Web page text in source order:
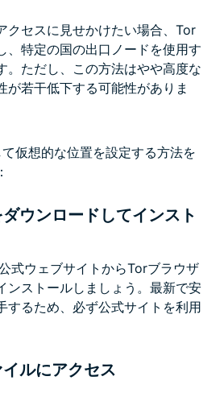
クセスに見せかけたい場合、Tor
、特定の国の出口ノードを使用す
。ただし、この方法はやや高度な
が若干低下する可能性がありま
仮想的な位置を設定する方法を
ウンロードしてインスト
式ウェブサイトからTorブラウザ
ンストールしましょう。最新で安
するため、必ず公式サイトを利用
ルにアクセス